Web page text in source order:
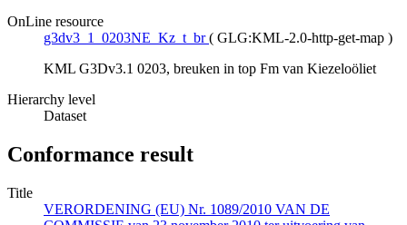
OnLine resource
g3dv3_1_0203NE_Kz_t_br ( GLG:KML-2.0-http-get-map )
KML G3Dv3.1 0203, breuken in top Fm van Kiezeloöliet
Hierarchy level
Dataset
Conformance result
Title
VERORDENING (EU) Nr. 1089/2010 VAN DE